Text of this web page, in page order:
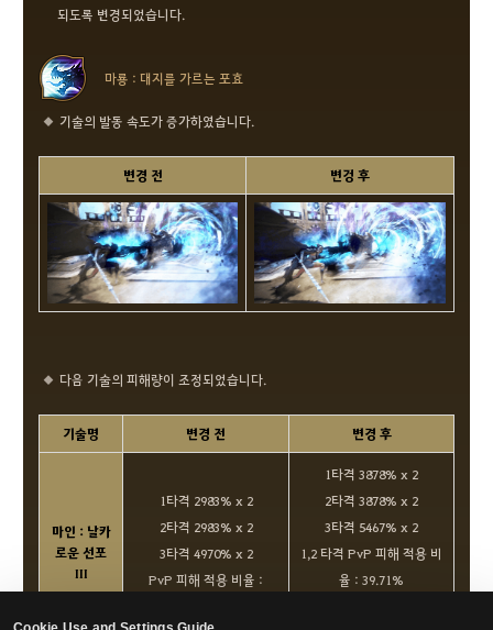
되도록 변경되었습니다.
마룡 : 대지를 가르는 포효
기술의 발동 속도가 증가하였습니다.
변경 전 변겅 후
다음 기술의 피해량이 조정되었습니다.
기술명 변경 전 변경 후
마인 : 날카
로운 선포
III
1타격 2983% x 2
2타격 2983% x 2
3타격 4970% x 2
PvP 피해 적용 비율 :
1타격 3878% x 2
2타격 3878% x 2
3타격 5467% x 2
1,2 타격 PvP 피해 적용 비
율 : 39.71%